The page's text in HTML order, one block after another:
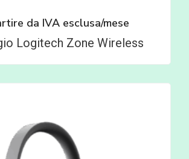
da IVA esclusa/mese
Logitech Zone Wireless